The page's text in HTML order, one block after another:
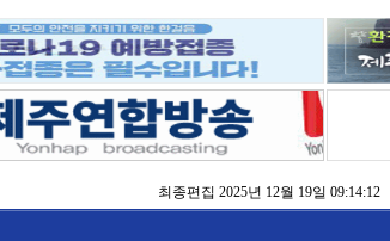
최종편집 2025년 12월 19일 09:14:12